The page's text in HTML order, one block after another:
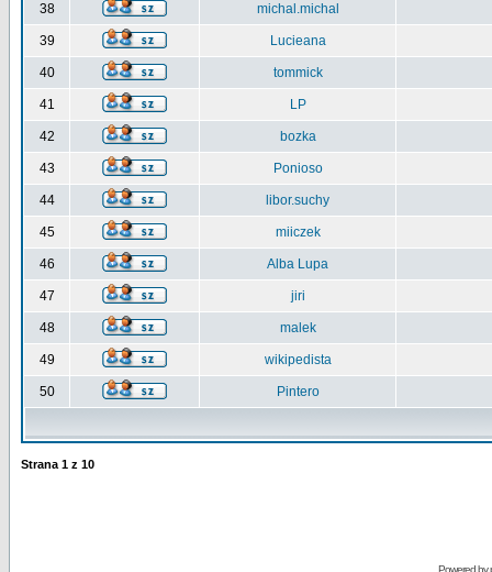
38 michal.michal
39 Lucieana
40 tommick
41 LP
42 bozka
43 Ponioso
44 libor.suchy
45 miiczek
46 Alba Lupa
47 jiri
48 malek
49 wikipedista
50 Pintero
Strana 1 z 10
Powered by